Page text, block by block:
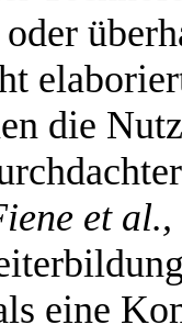
die
et al.,
eine